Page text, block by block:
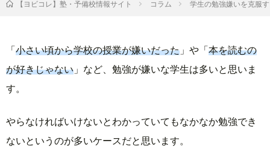
【ヨビコレ】塾・予備校情報サイト コラム 学生の勉強嫌いを克服
「小さい頃から学校の授業が嫌いだった 」や「本を読むの
が好きじゃない 」など、勉強が嫌いな学生は多いと思いま
す。
やらなければいけないとわかっていてもなかなか勉強でき
ないというのが多いケースだと思います。